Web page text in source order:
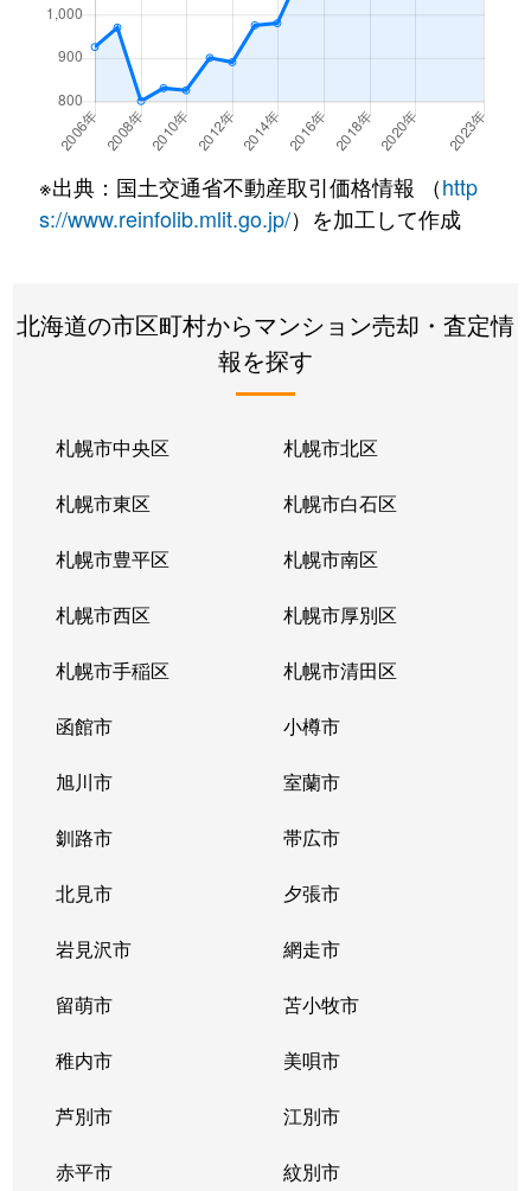
※出典：国土交通省不動産取引価格情報 （http
s://www.reinfolib.mlit.go.jp/）を加工して作成
北海道の市区町村からマンション売却・査定情
報を探す
札幌市中央区 札幌市北区
札幌市東区 札幌市白石区
札幌市豊平区 札幌市南区
札幌市西区 札幌市厚別区
札幌市手稲区 札幌市清田区
函館市 小樽市
旭川市 室蘭市
釧路市 帯広市
北見市 夕張市
岩見沢市 網走市
留萌市 苫小牧市
稚内市 美唄市
芦別市 江別市
赤平市 紋別市